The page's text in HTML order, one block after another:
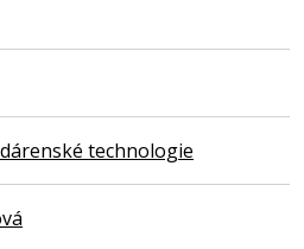
technologie